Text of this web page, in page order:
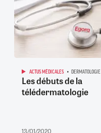
ACTUS MÉDICALES DERMATOLOGIE
Les débuts de la
télédermatologie
13/01/2020